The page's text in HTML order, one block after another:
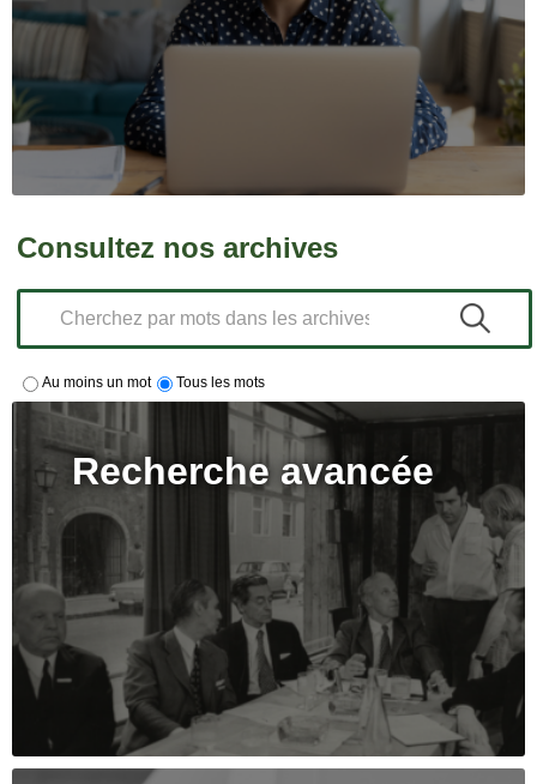
Consultez nos archives
Au moins un mot Tous les mots
Recherche avancée